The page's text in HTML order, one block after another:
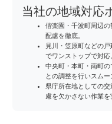
当社の地域対応
偕楽園・千波町周辺
配慮を徹底。
見川・笠原町などの
でワンストップで対応
中央町・本町・南町
との調整を行いスムー
県庁所在地としての
慮を欠かさない作業を